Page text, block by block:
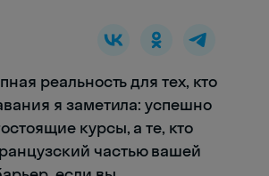
реальность для тех, кто
я заметила: успешно
курсы, а те, кто
частью вашей